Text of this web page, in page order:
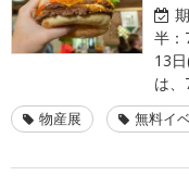
半
13
は
物産展 無料イ